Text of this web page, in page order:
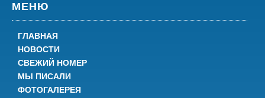
МЕНЮ
ГЛАВНАЯ
НОВОСТИ
СВЕЖИЙ НОМЕР
МЫ ПИСАЛИ
ФОТОГАЛЕРЕЯ